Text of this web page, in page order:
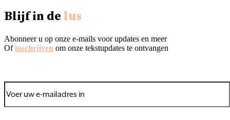
Blijf in de lus
Abonneer u op onze e-mails voor updates en meer
Ofinschrijven om onze tekstupdates te ontvangen